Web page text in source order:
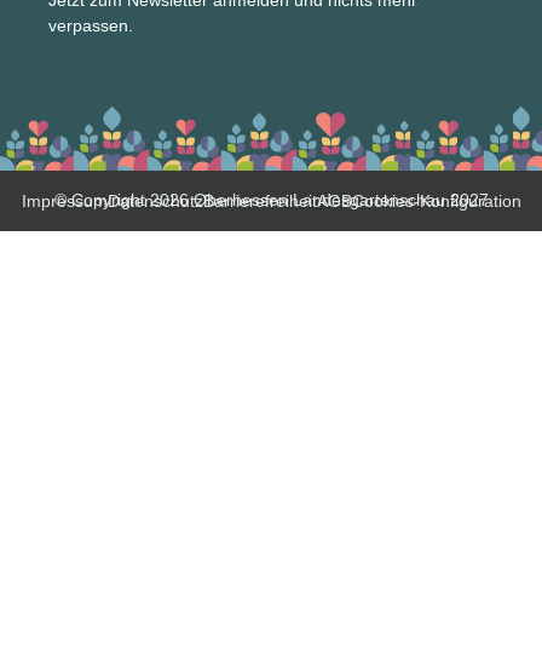
verpassen.
© Copyright 2026 Oberhessen Landesgartenschau 2027
ImpressumDatenschutzBarrierefreiheitAGBCookies-Konfiguration